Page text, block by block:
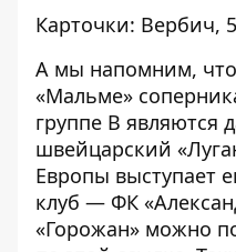
Карточки: Вербич,
А мы напомним,
«Мальме»
группе В являются
швейцарский
Европы выступает
клуб — ФК
«Горожан» можно